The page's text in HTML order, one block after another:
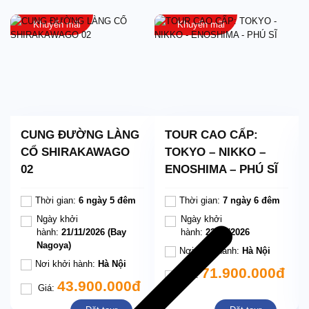
Khuyến mãi
CUNG ĐƯỜNG LÀNG
CỔ SHIRAKAWAGO
02
Thời gian: 6 ngày 5 đêm
Ngày khởi
hành: 21/11/2026 (Bay
Nagoya)
Nơi khởi hành: Hà Nội
Giá: 43.900.000đ
Khuyến mãi
TOUR CAO CẤP:
TOKYO – NIKKO –
ENOSHIMA – PHÚ SĨ
Thời gian: 7 ngày 6 đêm
Ngày khởi
hành: 22/10/2026
Nơi khởi hành: Hà Nội
Giá:71.900.000đ